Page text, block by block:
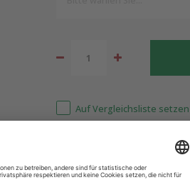
Auf Vergleichsliste setzen